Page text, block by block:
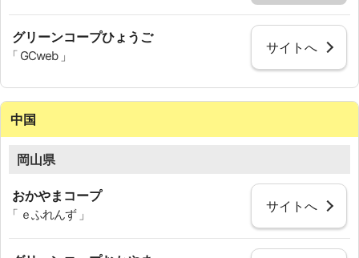
グリーンコープひょうご
「 GCweb 」
サイトへ
中国
岡山県
おかやまコープ
「 ｅふれんず 」
サイトへ